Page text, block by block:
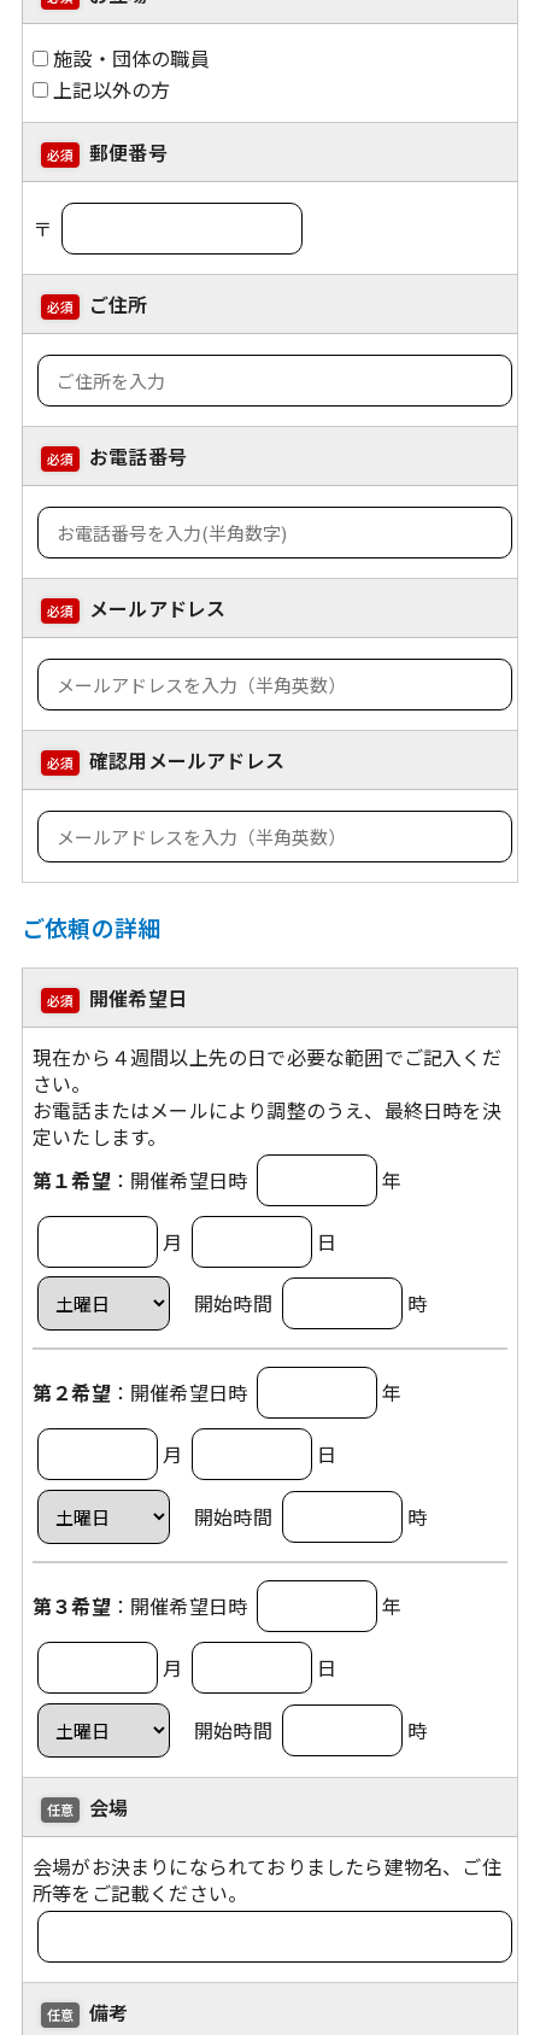
施設・団体の職員
上記以外の方
必須 郵便番号
〒
必須 ご住所
必須 お電話番号
必須 メールアドレス
必須 確認用メールアドレス
ご依頼の詳細
必須 開催希望日
現在から４週間以上先の日で必要な範囲でご記入くだ
さい。
お電話またはメールにより調整のうえ、最終日時を決
定いたします。
第１希望：開催希望日時 年
月 日
開始時間 時
第２希望：開催希望日時 年
月 日
開始時間 時
第３希望：開催希望日時 年
月 日
開始時間 時
任意 会場
会場がお決まりになられておりましたら建物名、ご住
所等をご記載ください。
任意 備考